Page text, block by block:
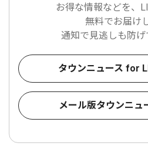
お得な情報などを、
無料でお届け
通知で見逃しも防げ
タウンニュース for
メール版タウンニュ